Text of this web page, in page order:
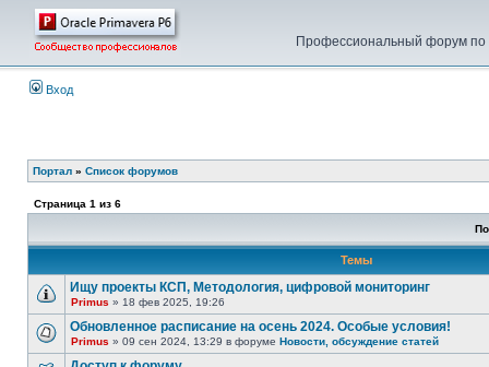
Профессиональный форум по
Вход
Портал » Список форумов
Страница 1 из 6
Темы
Ищу проекты КСП, Методология, цифровой мониторинг
Primus » 18 фев 2025, 19:26
Обновленное расписание на осень 2024. Особые условия!
Primus » 09 сен 2024, 13:29 в форуме Новости, обсуждение статей